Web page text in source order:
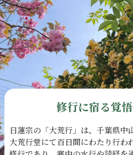
修行に宿る覚
日蓮宗の 「大荒行」は、 千葉県中
大荒行堂にて百日間にわたり行わ